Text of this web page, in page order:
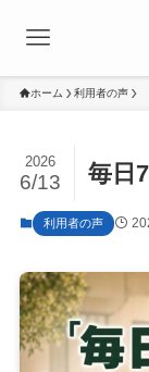
ホーム 利用者の声
毎日
2026
6/13
利用者の声